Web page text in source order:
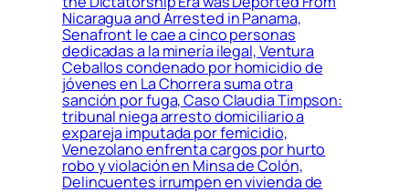
Nicaragua and Arrested in Panama,
Senafront le cae a cinco personas
dedicadas a la minería ilegal, Ventura
Ceballos condenado por homicidio de
jóvenes en La Chorrera suma otra
sanción por fuga, Caso Claudia Timpson:
tribunal niega arresto domiciliario a
expareja imputada por femicidio,
Venezolano enfrenta cargos por hurto
robo y violación en Minsa de Colón,
Delincuentes irrumpen en vivienda de